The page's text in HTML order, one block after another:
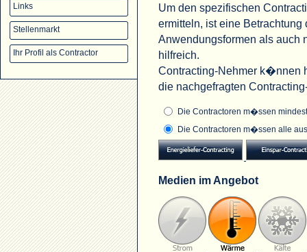
Links
Stellenmarkt
Ihr Profil als Contractor
Um den spezifischen
ermitteln, ist eine
Anwendungsformen als auch
hilfreich.
Contracting-Nehmer k�nnen
die nachgefragten
Die Contractoren m�ssen
Die Contractoren m�ssen alle
Medien im Angebot